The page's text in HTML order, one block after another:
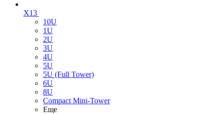
X13
10U
1U
2U
3U
4U
5U
5U (Full Tower)
6U
8U
Compact Mini-Tower
Еще